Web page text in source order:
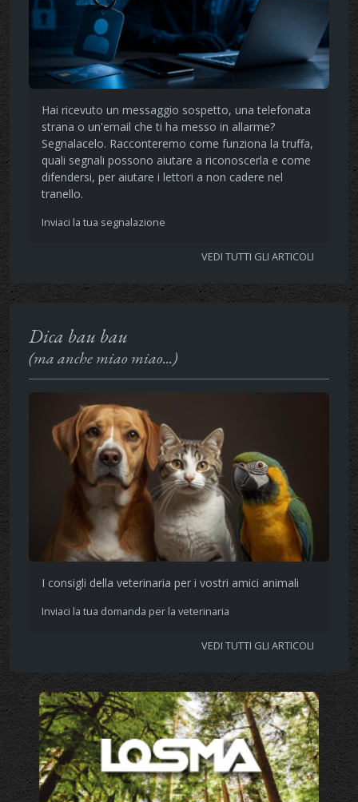
Hai ricevuto un messaggio sospetto, una telefonata
strana o un'email che ti ha messo in allarme?
Segnalacelo. Racconteremo come funziona la truffa,
quali segnali possono aiutare a riconoscerla e come
difendersi, per aiutare i lettori a non cadere nel
tranello.
Inviaci la tua segnalazione
VEDI TUTTI GLI ARTICOLI
Dica bau bau
(ma anche miao miao...)
I consigli della veterinaria per i vostri amici animali
Inviaci la tua domanda per la veterinaria
VEDI TUTTI GLI ARTICOLI